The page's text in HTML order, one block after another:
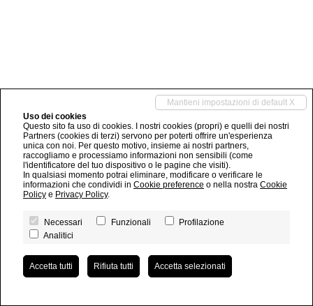
Mantieni impostazioni di default X
Uso dei cookies
Questo sito fa uso di cookies. I nostri cookies (propri) e quelli dei nostri
Partners (cookies di terzi) servono per poterti offrire un'esperienza
unica con noi. Per questo motivo, insieme ai nostri partners,
raccogliamo e processiamo informazioni non sensibili (come
l'identificatore del tuo dispositivo o le pagine che visiti).
In qualsiasi momento potrai eliminare, modificare o verificare le
informazioni che condividi in Cookie preference o nella nostra Cookie
Policy e Privacy Policy.
Necessari Funzionali
Profilazione
Analitici
Accetta tutti Rifiuta tutti Accetta selezionati